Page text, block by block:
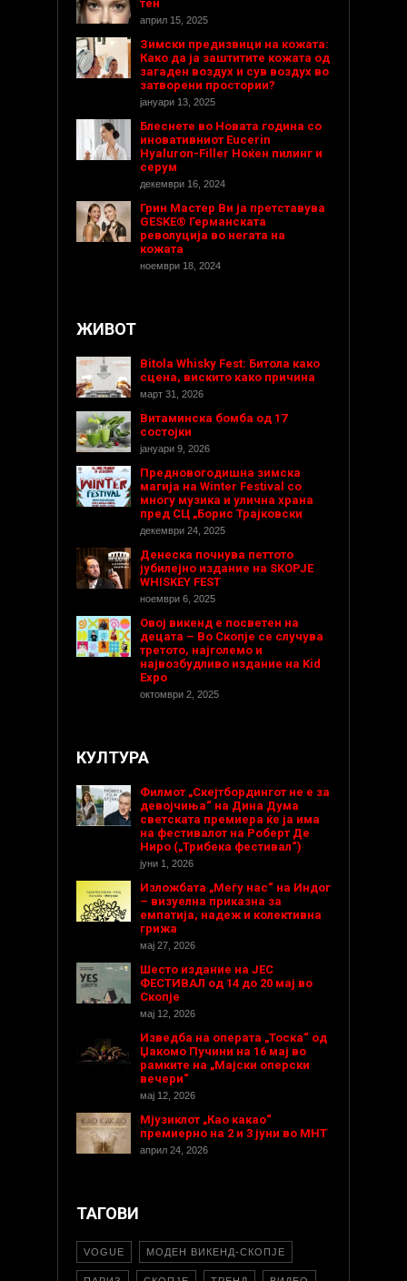
тен
април 15, 2025
Зимски предизвици на кожата:
Како да ја заштитите кожата од
загаден воздух и сув воздух во
затворени простории?
јануари 13, 2025
Блеснете во Новата година со
иновативниот Eucerin
Hyaluron-Filler Ноќен пилинг и
серум
декември 16, 2024
Грин Мастер Ви ја претставува
GESKE® Германската
револуција во негата на
кожата
ноември 18, 2024
ЖИВОТ
Bitola Whisky Fest: Битола како
сцена, вискито како причина
март 31, 2026
Витаминска бомба од 17
состојки
јануари 9, 2026
Предновогодишнa зимска
магија на Winter Festival со
многу музика и улична храна
пред СЦ „Борис Трајковски
декември 24, 2025
Денеска почнува петтото
јубилејно издание на SKOPJE
WHISKEY FEST
ноември 6, 2025
Овој викенд е посветен на
децата – Во Скопје се случува
третото, најголемо и
највозбудливо издание на Kid
Expo
октомври 2, 2025
КУЛТУРА
Филмот „Скејтбордингот не е за
девојчиња“ на Дина Дума
светската премиера ќе ја има
на фестивалот на Роберт Де
Ниро („Трибека фестивал“)
јуни 1, 2026
Изложбата „Меѓу нас“ на Индог
– визуелна приказна за
емпатија, надеж и колективна
грижа
мај 27, 2026
Шесто издание на ЈЕС
ФЕСТИВАЛ од 14 до 20 мај во
Скопје
мај 12, 2026
Изведба на операта „Тоска“ од
Џакомо Пучини на 16 мај во
рамките на „Мајски оперски
вечери“
мај 12, 2026
Мјузиклот „Као какао“
премиерно на 2 и 3 јуни во МНТ
април 24, 2026
ТАГОВИ
VOGUE МОДЕН ВИКЕНД-СКОПЈЕ